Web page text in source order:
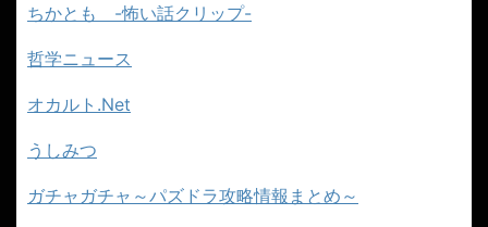
ちかとも -怖い話クリップ-
哲学ニュース
オカルト.Net
うしみつ
ガチャガチャ～パズドラ攻略情報まとめ～